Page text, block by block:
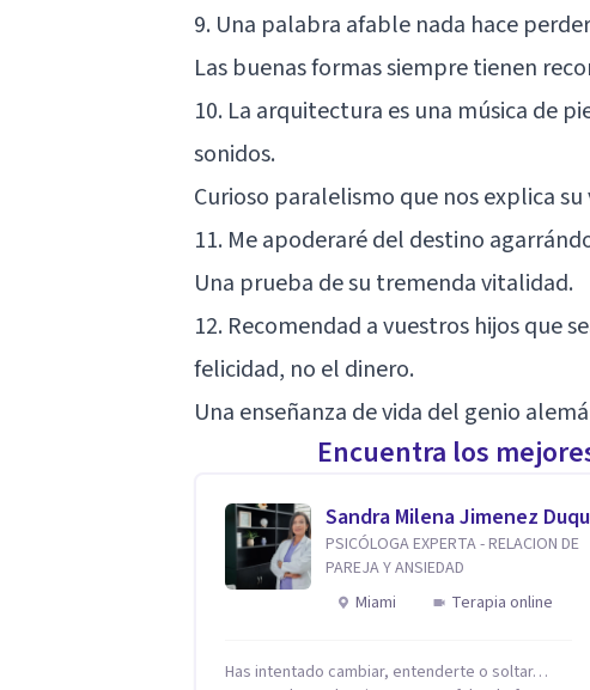
9. Una palabra afable nada hace
Las buenas formas siempre tienen
10. La arquitectura es una música de
sonidos.
Curioso paralelismo que nos explica
11. Me apoderaré del destino
Una prueba de su tremenda vitalidad.
12. Recomendad a vuestros hijos que
felicidad, no el dinero.
Una enseñanza de vida del genio
Encuentra los
Sandra Milena Jimenez
PSICÓLOGA EXPERTA - RELACION DE
PAREJA Y ANSIEDAD
Miami
Terapia online
Has intentado cambiar, entenderte o soltar…